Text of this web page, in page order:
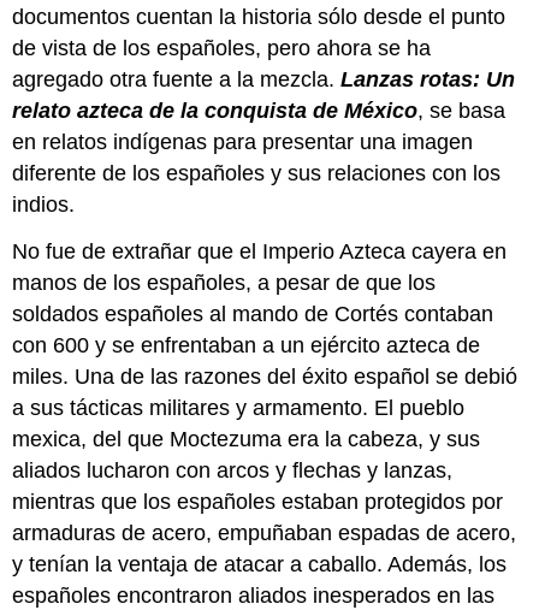
documentos cuentan la historia sólo desde el punto
de vista de los españoles, pero ahora se ha
agregado otra fuente a la mezcla.Lanzas rotas: Un
relato azteca de la conquista de México, se basa
en relatos indígenas para presentar una imagen
diferente de los españoles y sus relaciones con los
indios.
No fue de extrañar que el Imperio Azteca cayera en
manos de los españoles, a pesar de que los
soldados españoles al mando de Cortés contaban
con 600 y se enfrentaban a un ejército azteca de
miles. Una de las razones del éxito español se debió
a sus tácticas militares y armamento. El pueblo
mexica, del que Moctezuma era la cabeza, y sus
aliados lucharon con arcos y flechas y lanzas,
mientras que los españoles estaban protegidos por
armaduras de acero, empuñaban espadas de acero,
y tenían la ventaja de atacar a caballo. Además, los
españoles encontraron aliados inesperados en las